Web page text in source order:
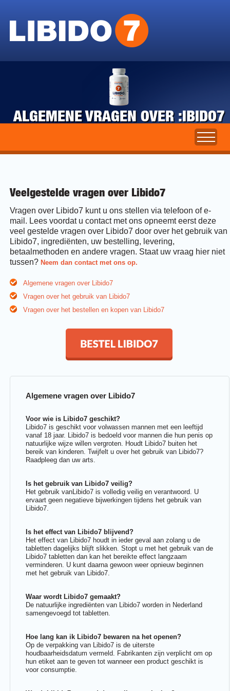
ALGEMENE VRAGEN OVER :IBIDO7
Veelgestelde vragen over Libido7
Vragen over Libido7 kunt u ons stellen via telefoon of e-
mail. Lees voordat u contact met ons opneemt eerst deze
veel gestelde vragen over Libido7 door over het gebruik van
Libido7, ingrediënten, uw bestelling, levering,
betaalmethoden en andere vragen. Staat uw vraag hier niet
tussen? Neem dan contact met ons op.
Algemene vragen over Libido7
Vragen over het gebruik van Libido7
Vragen over het bestellen en kopen van Libido7
Bestel Libido7
Algemene vragen over Libido7
Voor wie is Libido7 geschikt?
Libido7 is geschikt voor volwassen mannen met een leeftijd
vanaf 18 jaar. Libido7 is bedoeld voor mannen die hun penis op
natuurlijke wijze willen vergroten. Houdt Libido7 buiten het
bereik van kinderen. Twijfelt u over het gebruik van Libido7?
Raadpleeg dan uw arts.
Is het gebruik van Libido7 veilig?
Het gebruik vanLibido7 is volledig veilig en verantwoord. U
ervaart geen negatieve bijwerkingen tijdens het gebruik van
Libido7.
Is het effect van Libido7 blijvend?
Het effect van Libido7 houdt in ieder geval aan zolang u de
tabletten dagelijks blijft slikken. Stopt u met het gebruik van de
Libido7 tabletten dan kan het bereikte effect langzaam
verminderen. U kunt daarna gewoon weer opnieuw beginnen
met het gebruik van Libido7.
Waar wordt Libido7 gemaakt?
De natuurlijke ingrediënten van Libido7 worden in Nederland
samengevoegd tot tabletten.
Hoe lang kan ik Libido7 bewaren na het openen?
Op de verpakking van Libido7 is de uiterste
houdbaarheidsdatum vermeld. Fabrikanten zijn verplicht om op
hun etiket aan te geven tot wanneer een product geschikt is
voor consumptie.